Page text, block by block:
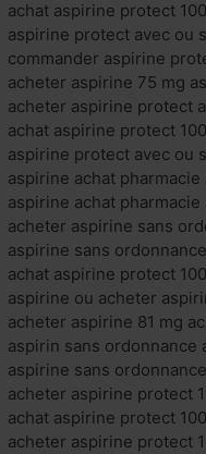
achat aspirine protect
aspirine protect avec ou
commander aspirine
acheter aspirine 75 mg
acheter aspirine protect
achat aspirine protect
aspirine protect avec ou
aspirine achat
aspirine achat
acheter aspirine sans
aspirine sans
achat aspirine protect
aspirine ou acheter
acheter aspirine 81 mg
aspirin sans ordonnance
aspirine sans
acheter aspirine protect
achat aspirine protect
acheter aspirine protect